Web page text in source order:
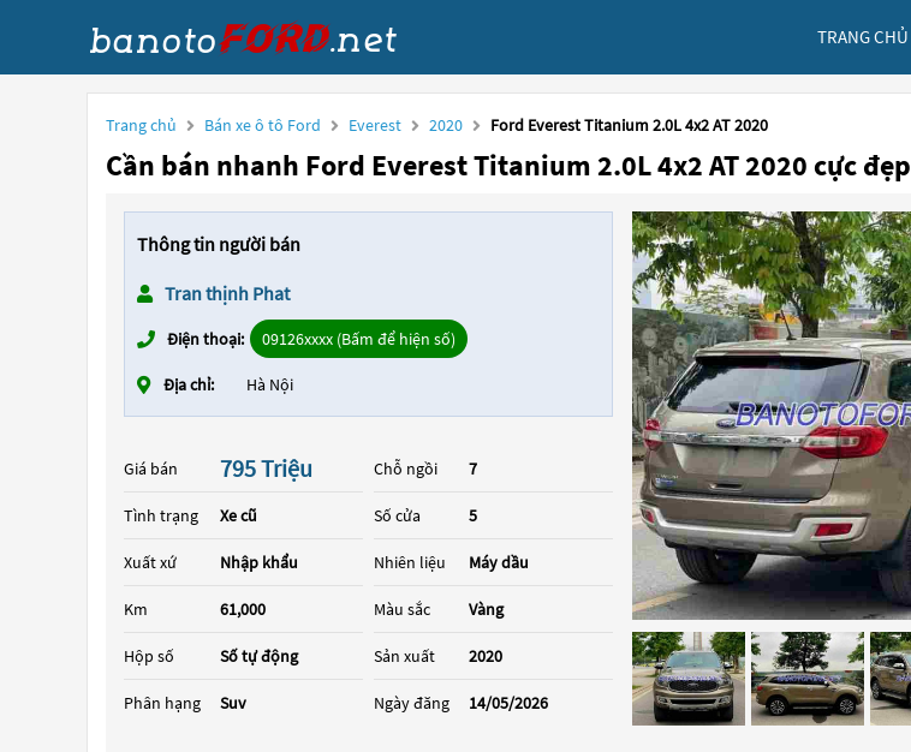
TRANG CHỦ
Trang chủ Bán xe ô tô Ford Everest 2020 Ford Everest Titanium 2.0L 4x2 AT 2020
Cần bán nhanh Ford Everest Titanium 2.0L 4x2 AT 2020 cực đẹp
Thông tin người bán
Tran thịnh Phat
Điện thoại: 09126xxxx (Bấm để hiện số)
Địa chỉ: Hà Nội
Giá bán 795 Triệu
Tình trạng Xe cũ
Xuất xứ Nhập khẩu
Km 61,000
Hộp số Số tự động
Phân hạng Suv
Chỗ ngồi 7
Số cửa 5
Nhiên liệu Máy dầu
Màu sắc Vàng
Sản xuất 2020
Ngày đăng 14/05/2026